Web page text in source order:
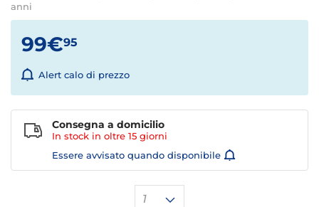
anni
99€95
Alert calo di prezzo
1
Consegna a domicilio
In stock in oltre 15 giorni
Essere avvisato quando disponibile